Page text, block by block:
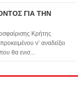
ΓΙΑ ΤΗΝ
Κρήτης
ν’ αναδείξει
θα ενισ...